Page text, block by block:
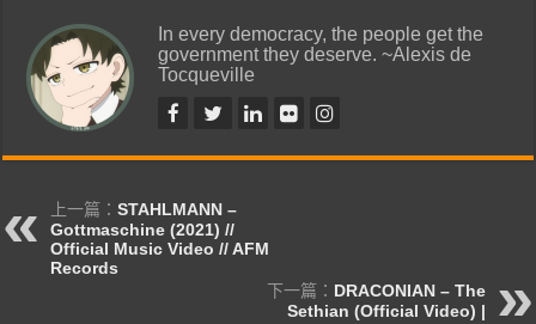
In every democracy, the people get the
government they deserve. ~Alexis de
Tocqueville
上一篇：STAHLMANN –
Gottmaschine (2021) //
Official Music Video // AFM
Records
下一篇： DRACONIAN – The
Sethian (Official Video) |